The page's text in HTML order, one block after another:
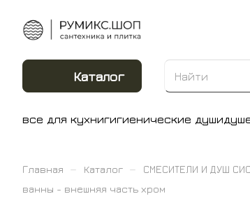
Каталог
все для кухнигигиенические души
Главная – Каталог – СМЕСИТЕЛИ И ДУШ
ванны - внешняя часть хром